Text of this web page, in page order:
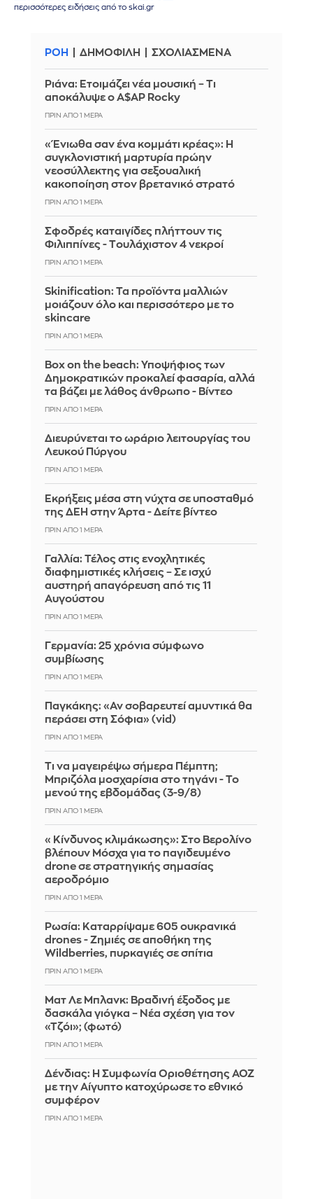
περισσότερες ειδήσεις από το skai.gr
ΡΟΗ ΔΗΜΟΦΙΛΗ ΣΧΟΛΙΑΣΜΕΝΑ
Ριάνα: Ετοιμάζει νέα μουσική – Τι
αποκάλυψε ο A$AP Rocky
ΠΡΙΝ ΑΠΌ 1 ΜΈΡΑ
«Ένιωθα σαν ένα κομμάτι κρέας»: Η
συγκλονιστική μαρτυρία πρώην
νεοσύλλεκτης για σεξουαλική
κακοποίηση στον βρετανικό στρατό
ΠΡΙΝ ΑΠΌ 1 ΜΈΡΑ
Σφοδρές καταιγίδες πλήττουν τις
Φιλιππίνες - Tουλάχιστον 4 νεκροί
ΠΡΙΝ ΑΠΌ 1 ΜΈΡΑ
Skinification: Τα προϊόντα μαλλιών
μοιάζουν όλο και περισσότερο με το
skincare
ΠΡΙΝ ΑΠΌ 1 ΜΈΡΑ
Box on the beach: Υποψήφιος των
Δημοκρατικών προκαλεί φασαρία, αλλά
τα βάζει με λάθος άνθρωπο - Βίντεο
ΠΡΙΝ ΑΠΌ 1 ΜΈΡΑ
Διευρύνεται το ωράριο λειτουργίας του
Λευκού Πύργου
ΠΡΙΝ ΑΠΌ 1 ΜΈΡΑ
Eκρήξεις μέσα στη νύχτα σε υποσταθμό
της ΔΕΗ στην Άρτα - Δείτε βίντεο
ΠΡΙΝ ΑΠΌ 1 ΜΈΡΑ
Γαλλία: Τέλος στις ενοχλητικές
διαφημιστικές κλήσεις – Σε ισχύ
αυστηρή απαγόρευση από τις 11
Αυγούστου
ΠΡΙΝ ΑΠΌ 1 ΜΈΡΑ
Γερμανία: 25 χρόνια σύμφωνο
συμβίωσης
ΠΡΙΝ ΑΠΌ 1 ΜΈΡΑ
Παγκάκης: «Αν σοβαρευτεί αμυντικά θα
περάσει στη Σόφια» (vid)
ΠΡΙΝ ΑΠΌ 1 ΜΈΡΑ
Τι να μαγειρέψω σήμερα Πέμπτη;
Μπριζόλα μοσχαρίσια στο τηγάνι - Το
μενού της εβδομάδας (3-9/8)
ΠΡΙΝ ΑΠΌ 1 ΜΈΡΑ
«Κίνδυνος κλιμάκωσης»: Στο Βερολίνο
βλέπουν Μόσχα για το παγιδευμένο
drone σε στρατηγικής σημασίας
αεροδρόμιο
ΠΡΙΝ ΑΠΌ 1 ΜΈΡΑ
Ρωσία: Καταρρίψαμε 605 ουκρανικά
drones - Zημιές σε αποθήκη της
Wildberries, πυρκαγιές σε σπίτια
ΠΡΙΝ ΑΠΌ 1 ΜΈΡΑ
Ματ Λε Μπλανκ: Βραδινή έξοδος με
δασκάλα γιόγκα – Νέα σχέση για τον
«Τζόι»; (φωτό)
ΠΡΙΝ ΑΠΌ 1 ΜΈΡΑ
Δένδιας: Η Συμφωνία Οριοθέτησης ΑΟΖ
με την Αίγυπτο κατοχύρωσε το εθνικό
συμφέρον
ΠΡΙΝ ΑΠΌ 1 ΜΈΡΑ